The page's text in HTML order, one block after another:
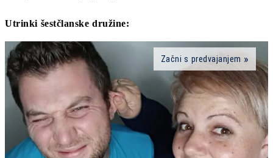
Utrinki šestčlanske družine:
Začni s predvajanjem